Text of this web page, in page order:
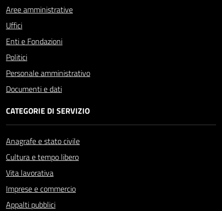
Aree amministrative
Uffici
Enti e Fondazioni
Politici
Personale amministrativo
Documenti e dati
CATEGORIE DI SERVIZIO
Anagrafe e stato civile
Cultura e tempo libero
Vita lavorativa
Imprese e commercio
Appalti pubblici